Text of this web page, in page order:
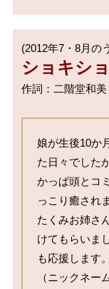
ショキシ
作詞：二階堂和
娘が生後10か
た日々でした
かっぱ頭とコ
っこり癒され
たくみお姉さ
けてもらいま
も応援します。
（ニックネー